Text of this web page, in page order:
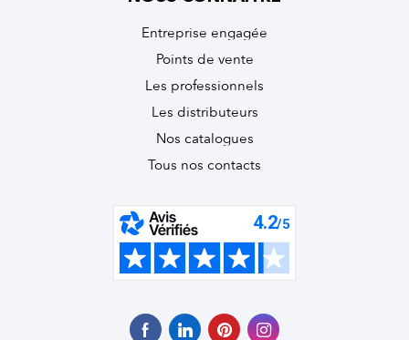
Entreprise engagée
Points de vente
Les professionnels
Les distributeurs
Nos catalogues
Tous nos contacts